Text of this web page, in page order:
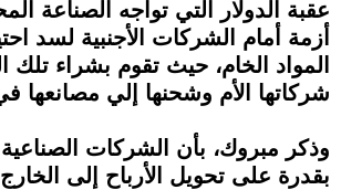
عقبة الدولار التي تواجه الصناعة
أزمة أمام الشركات الأجنبية لسد
المواد الخام، حيث تقوم بشراء
شركاتها الأم وشحنها إلي مصانعها
وذكر مبروك، بأن الشركات
بقدرة على تحويل الأرباح إلى